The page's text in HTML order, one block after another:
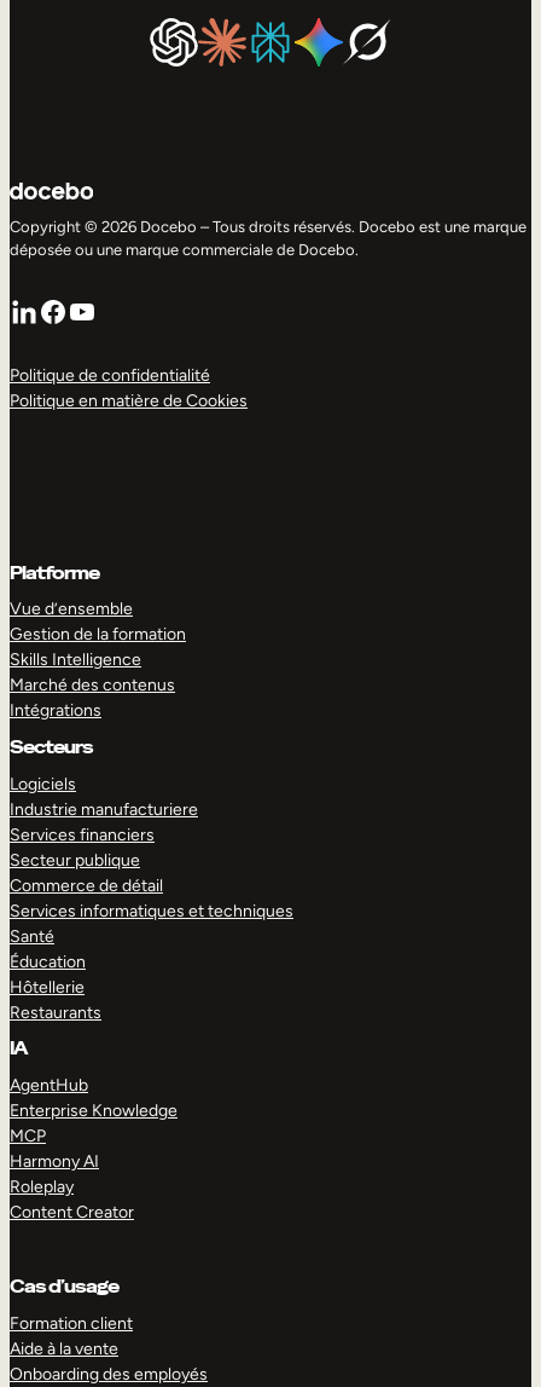
Copyright © 2026 Docebo – Tous droits réservés. Docebo est une marque
déposée ou une marque commerciale de Docebo.
LinkedIn
Facebook
YouTube
Politique de confidentialité
Politique en matière de Cookies
Platforme
Vue d’ensemble
Gestion de la formation
Skills Intelligence
Marché des contenus
Intégrations
Secteurs
Logiciels
Industrie manufacturiere
Services financiers
Secteur publique
Commerce de détail
Services informatiques et techniques
Santé
Éducation
Hôtellerie
Restaurants
IA
AgentHub
Enterprise Knowledge
MCP
Harmony AI
Roleplay
Content Creator
Cas d’usage
Formation client
Aide à la vente
Onboarding des employés